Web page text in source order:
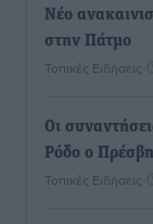
Νέο
στην Πάτμο
Τοπικές Ειδήσεις
Οι
Ρόδο ο
Τοπικές Ειδήσεις